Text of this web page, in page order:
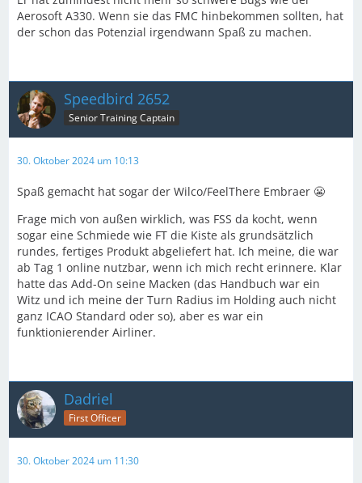
Aerosoft A330. Wenn sie das FMC hinbekommen sollten, hat
der schon das Potenzial irgendwann Spaß zu machen.
Speedbird 2652
Senior Training Captain
30. Oktober 2024 um 10:13
Spaß gemacht hat sogar der Wilco/FeelThere Embraer 😬
Frage mich von außen wirklich, was FSS da kocht, wenn
sogar eine Schmiede wie FT die Kiste als grundsätzlich
rundes, fertiges Produkt abgeliefert hat. Ich meine, die war
ab Tag 1 online nutzbar, wenn ich mich recht erinnere. Klar
hatte das Add-On seine Macken (das Handbuch war ein
Witz und ich meine der Turn Radius im Holding auch nicht
ganz ICAO Standard oder so), aber es war ein
funktionierender Airliner.
Dadriel
First Officer
30. Oktober 2024 um 11:30